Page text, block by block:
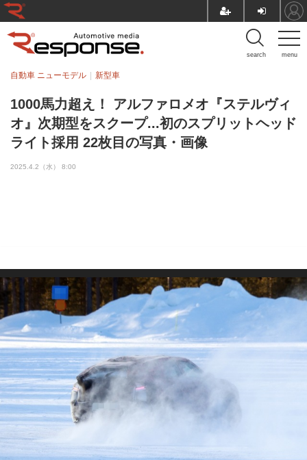
menu
search
1000馬力超え！ アルファロメオ『ステルヴィ
オ』次期型をスクープ...初のスプリットヘッド
ライト採用 22枚目の写真・画像
自動車 ニューモデル 新型車
2025.4.2（水） 8:00